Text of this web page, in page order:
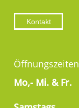
Kontakt
Öffnungszeiten
Mo,- Mi. & Fr.